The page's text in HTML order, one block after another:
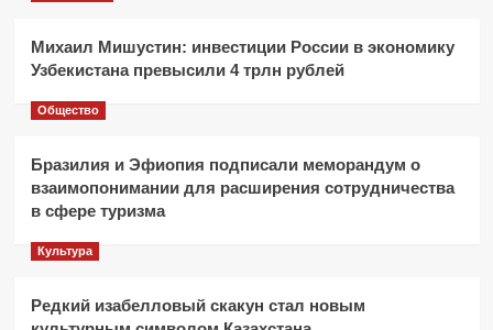
Михаил Мишустин: инвестиции России в экономику
Узбекистана превысили 4 трлн рублей
Общество
Бразилия и Эфиопия подписали меморандум о
взаимопонимании для расширения сотрудничества
в сфере туризма
Культура
Редкий изабелловый скакун стал новым